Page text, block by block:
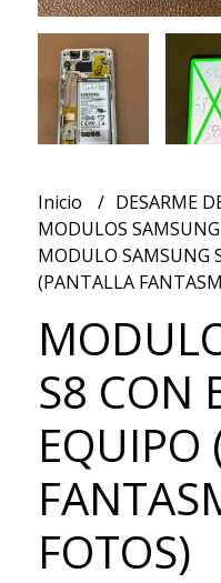
Inicio
DESARME
MODULOS
MODULO SAMSUNG
(PANTALLA
S8 CON
EQUIPO
FOTOS)